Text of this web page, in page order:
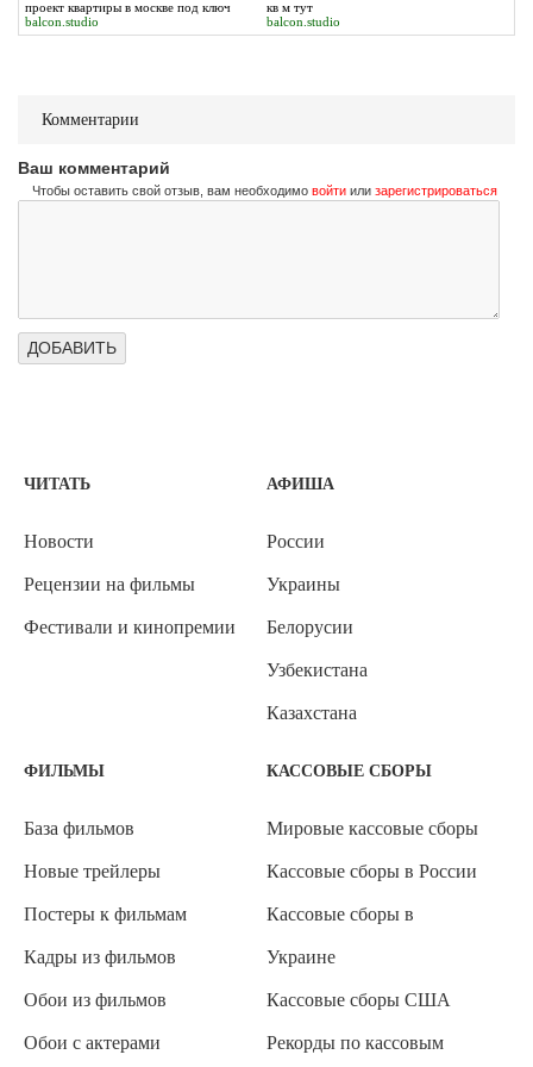
проект квартиры в москве под ключ
balcon.studio
кв м тут
balcon.studio
Комментарии
Ваш комментарий
Чтобы оставить свой отзыв, вам необходимо войти или зарегистрироваться
ЧИТАТЬ
Новости
Рецензии на фильмы
Фестивали и кинопремии
АФИША
России
Украины
Белорусии
Узбекистана
Казахстана
ФИЛЬМЫ
База фильмов
Новые трейлеры
Постеры к фильмам
Кадры из фильмов
Обои из фильмов
Обои с актерами
КАССОВЫЕ СБОРЫ
Мировые кассовые сборы
Кассовые сборы в России
Кассовые сборы в
Украине
Кассовые сборы США
Рекорды по кассовым